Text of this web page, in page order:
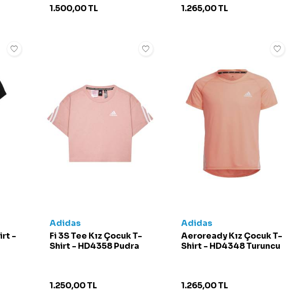
1.500,00TL 1.265,00TL
-
Adidas
Fi 3S Tee Kız Çocuk T-
Shirt - HD4358 Pudra
1.250,00TL
Adidas
Aeroready Kız Çocuk T-
Shirt - HD4348 Turuncu
1.265,00TL